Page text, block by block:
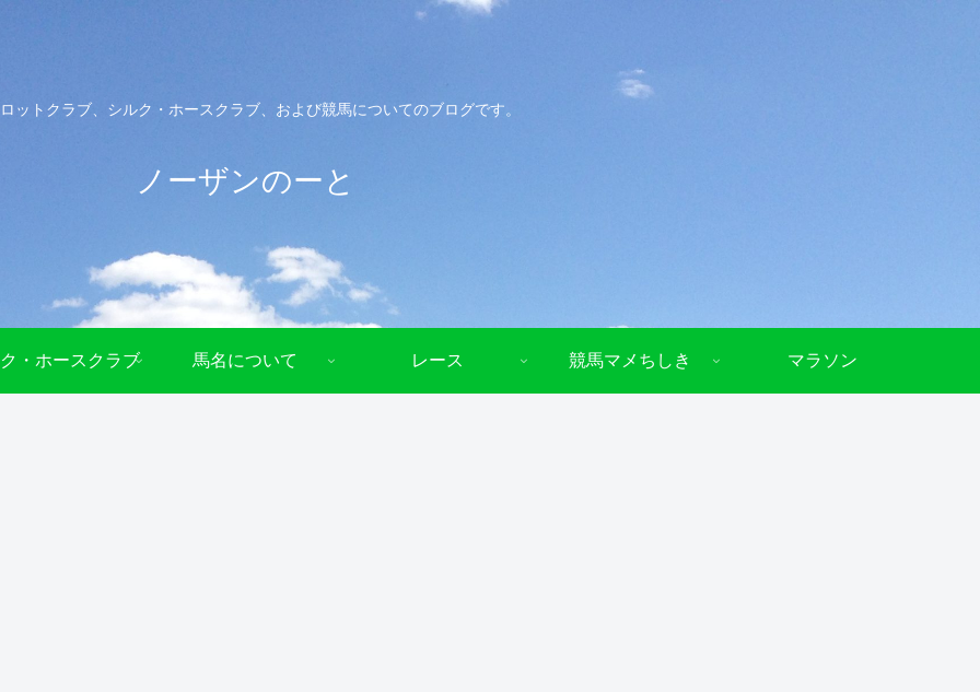
ットクラブ、シルク・ホースクラブ、および競馬についてのブログです。
ノーザンのーと
・ホースクラブ 馬名について レース 競馬マメちしき マラソン